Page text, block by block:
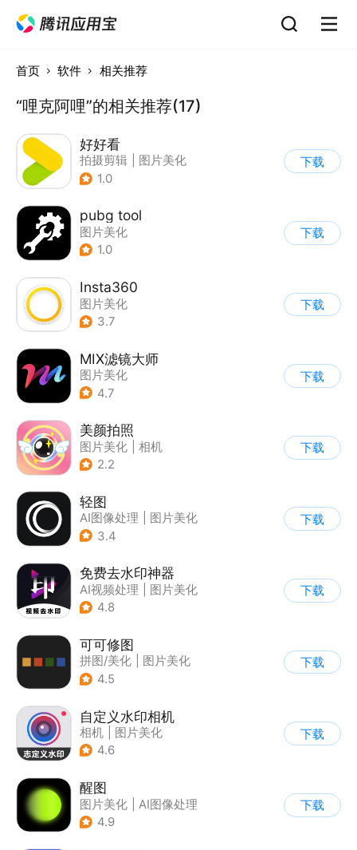
首页 软件 相关推荐
“哩克阿哩”的相关推荐(17)
好好看
拍摄剪辑
图片美化
1.0
下载
pubg tool
图片美化
1.0
下载
Insta360
图片美化
3.7
下载
MIX滤镜大师
图片美化
4.7
下载
美颜拍照
图片美化
相机
2.2
下载
轻图
AI图像处理
图片美化
3.4
下载
免费去水印神器
AI视频处理
图片美化
4.8
下载
可可修图
拼图/美化
图片美化
4.5
下载
自定义水印相机
相机
图片美化
4.6
下载
醒图
图片美化
AI图像处理
4.9
下载